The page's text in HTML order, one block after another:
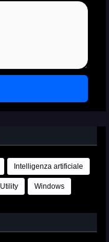
Intelligenza artificiale
Utility Windows